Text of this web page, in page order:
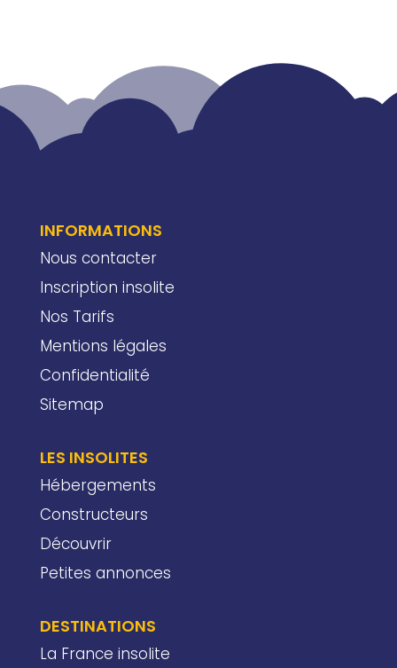
INFORMATIONS
Nous contacter
Inscription insolite
Nos Tarifs
Mentions légales
Confidentialité
Sitemap
LES INSOLITES
Hébergements
Constructeurs
Découvrir
Petites annonces
DESTINATIONS
La France insolite